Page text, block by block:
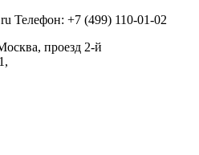
Телефон: +7 (499) 110-01-02
проезд 2-й